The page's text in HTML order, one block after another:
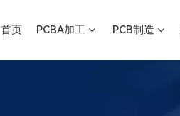
首页 PCBA加工 PCB制造